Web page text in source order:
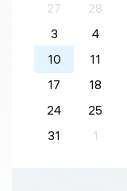
27
28
3
4
10
11
17
18
24
25
31
1